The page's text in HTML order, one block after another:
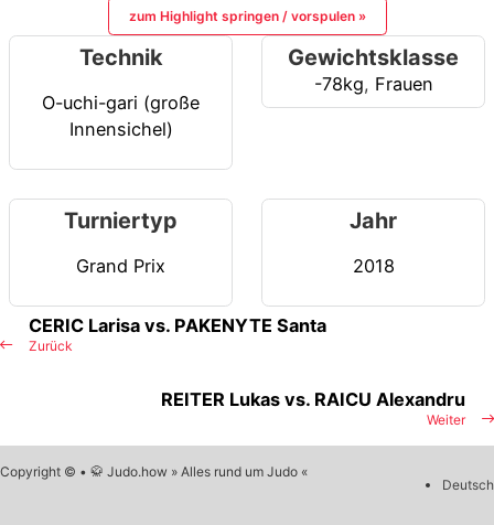
zum Highlight springen / vorspulen »
Technik
O-uchi-gari (große
Innensichel)
Gewichtsklasse
-78kg, Frauen
Turniertyp
Grand Prix
Jahr
2018
Zurück
CERIC Larisa vs. PAKENYTE Santa
Weiter
REITER Lukas vs. RAICU Alexandru
Copyright © • 🥋 Judo.how » Alles rund um Judo «
Deutsch